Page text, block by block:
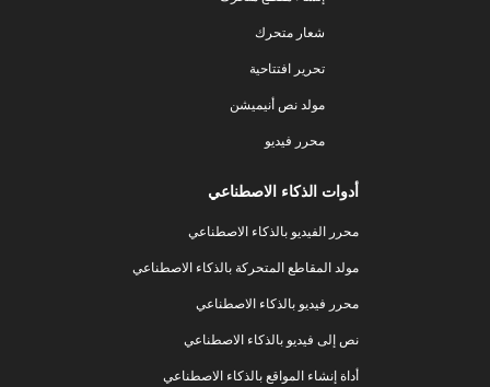
شعار متحرك
تحرير افتتاحية
مولد نص أنيميشن
محرر فيديو
أدوات الذكاء الاصطناعي
محرر الفيديو بالذكاء الاصطناعي
مولد المقاطع المتحركة بالذكاء الاصطناعي
محرر فيديو بالذكاء الاصطناعي
نص إلى فيديو بالذكاء الاصطناعي
أداة إنشاء المواقع بالذكاء الاصطناعي